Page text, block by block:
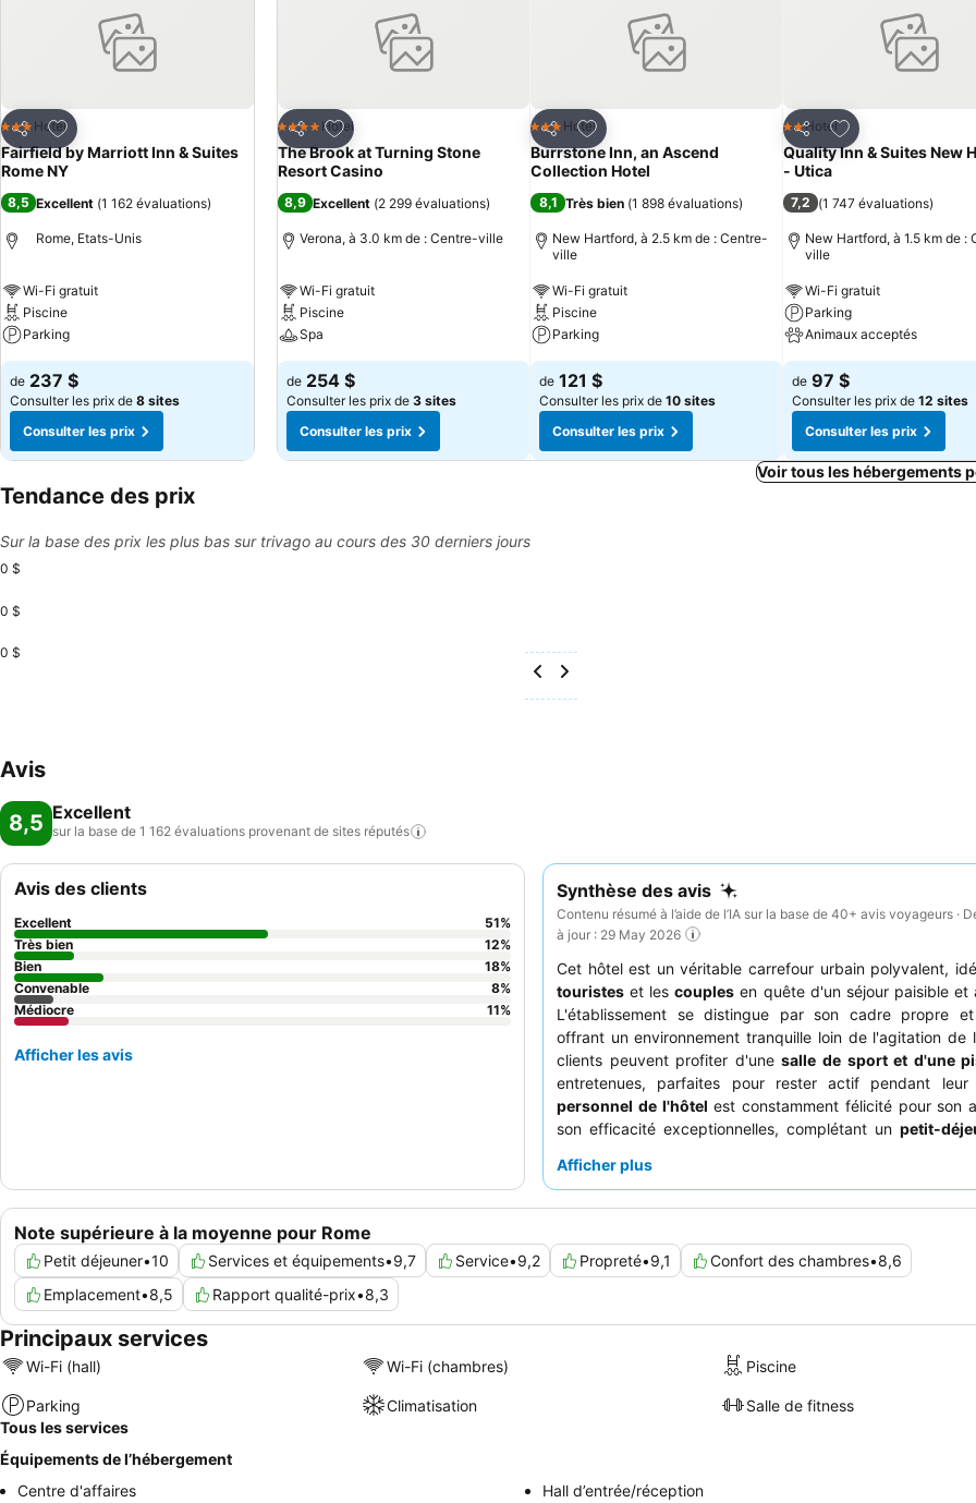
Partager
Ajouter à mes favoris
3 ÉtoilesHotel
Fairfield by Marriott Inn & Suites
Rome NY
8,5 Excellent (1 162 évaluations)
Rome, Etats-Unis
Wi-Fi gratuit
Piscine
Parking
de 237 $
Consulter les prix de 8 sites
Consulter les prix
Partager
Ajouter à mes favoris
4 ÉtoilesHotel
The Brook at Turning Stone
Resort Casino
8,9 Excellent (2 299 évaluations)
Verona, à 3.0 km de : Centre-ville
Wi-Fi gratuit
Piscine
Spa
de 254 $
Consulter les prix de 3 sites
Consulter les prix
Partager
Ajouter à mes favoris
3 ÉtoilesHotel
Burrstone Inn, an Ascend
Collection Hotel
8,1 Très bien (1 898 évaluations)
New Hartford, à 2.5 km de : Centre-
ville
Wi-Fi gratuit
Piscine
Parking
de 121 $
Consulter les prix de 10 sites
Consulter les prix
Partager
Ajouter à mes
2 Étoiles
Hotel
Quality Inn & Suites New
- Utica
7,2 (1 747 évaluations)
New Hartford, à 1.5 km de :
ville
Wi-Fi gratuit
Parking
Animaux acceptés
de 97 $
Consulter les prix de 12 sites
Consulter les prix
Voir tous les hébergements
Tendance des prix
Sur la base des prix les plus bas sur trivago au cours des 30 derniers jours
0 $
0 $
0 $
Avis
8,5 Excellent
sur la base de 1 162 évaluations provenant de sites réputés
Synthèse des avis
Contenu résumé à l’aide de l’IA sur la base de 40+ avis voyageurs ·
à jour : 29 May 2026
Cet hôtel est un véritable carrefour urbain polyvalent,
touristes et lescouples en quête d'un séjour paisible et
L'établissement se distingue par son cadre propre
offrant un environnement tranquille loin de l'agitation de
clients peuvent profiter d'unesalle de sport et d'une
entretenues, parfaites pour rester actif pendant leur
personnel de l'hôtel est constamment félicité pour son
son efficacité exceptionnelles, complétant un petit-
toujours chaud et délicieux. Pour une expérience plus
Afficher plus
Note supérieure à la moyenne pour Rome
Petit déjeuner•10 Services et équipements•9,7 Service•9,2 Propreté•9,1 Confort des chambres•8,6
Emplacement•8,5 Rapport qualité-prix•8,3
Avis des clients
Excellent 51%
Très bien
12%
Bien
18%
Convenable
8%
Médiocre
11%
Afficher les avis
Principaux services
Wi-Fi (hall) Wi-Fi (chambres) Piscine
Parking Climatisation
Salle de fitness
Tous les services
Équipements de l’hébergement
Centre d'affaires
Hall d’entrée/réception